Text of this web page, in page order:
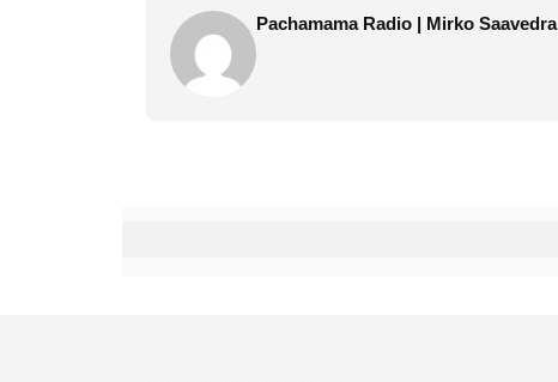
Pachamama Radio | Mirko Saavedra